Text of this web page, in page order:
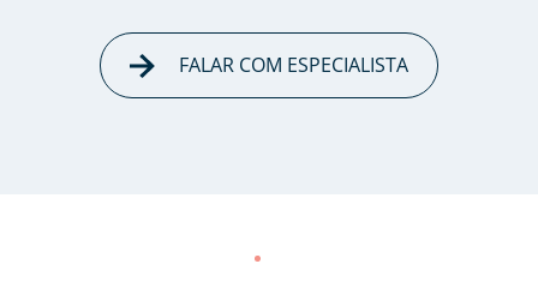
FALAR COM ESPECIALISTA